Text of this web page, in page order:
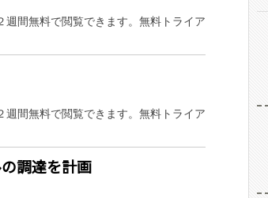
間無料で閲覧できます。無料トライア
間無料で閲覧できます。無料トライア
調達を計画